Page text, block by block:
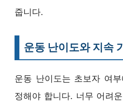
줍니다.
운동 난이도와 지속
운동 난이도는 초보자 여
정해야 합니다. 너무 어려